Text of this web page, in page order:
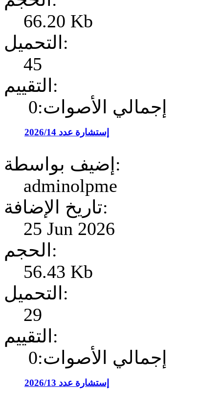
66.20 Kb
التحميل:
45
التقييم:
إجمالي الأصوات:0
إستشارة عدد 2026/14
إضيف بواسطة:
adminolpme
تاريخ الإضافة:
25 Jun 2026
الحجم:
56.43 Kb
التحميل:
29
التقييم:
إجمالي الأصوات:0
إستشارة عدد 2026/13